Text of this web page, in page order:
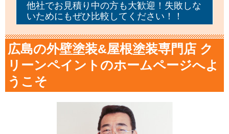
他社でお見積り中の方も大歓迎！失敗しな
いためにもぜひ比較してください！！
広島の外壁塗装&屋根塗装専門店 ク
リーンペイントのホームページへよ
うこそ